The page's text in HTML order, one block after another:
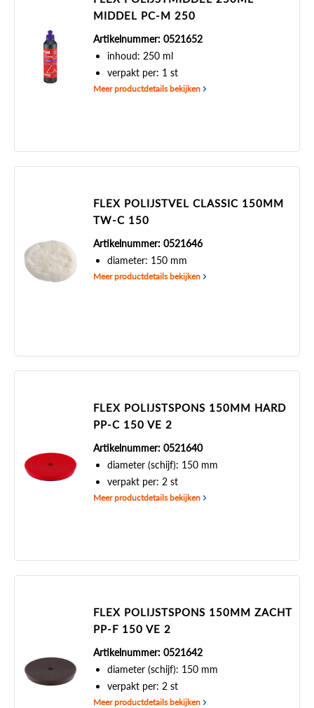
MIDDEL PC-M 250
Artikelnummer: 0521652
inhoud: 250 ml
verpakt per: 1 st
Meer productdetails bekijken
FLEX POLIJSTVEL CLASSIC 150MM
TW-C 150
Artikelnummer: 0521646
diameter: 150 mm
Meer productdetails bekijken
FLEX POLIJSTSPONS 150MM HARD
PP-C 150 VE 2
Artikelnummer: 0521640
diameter (schijf): 150 mm
verpakt per: 2 st
Meer productdetails bekijken
FLEX POLIJSTSPONS 150MM ZACHT
PP-F 150 VE 2
Artikelnummer: 0521642
diameter (schijf): 150 mm
verpakt per: 2 st
Meer productdetails bekijken